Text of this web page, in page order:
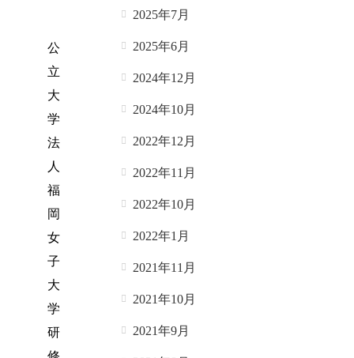
公
立
大
学
法
人
福
岡
女
子
大
学
研
2025年7月
2025年6月
2024年12月
2024年10月
2022年12月
2022年11月
2022年10月
2022年1月
2021年11月
2021年10月
2021年9月